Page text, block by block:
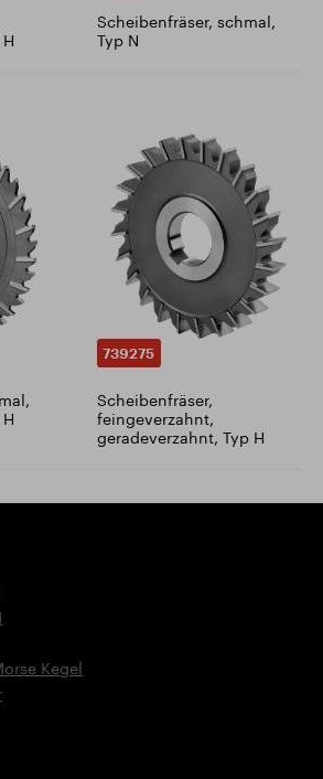
Scheibenfräser, schmal,
Typ N
739275
Scheibenfräser,
feingeverzahnt,
geradeverzahnt, Typ H
Kegel